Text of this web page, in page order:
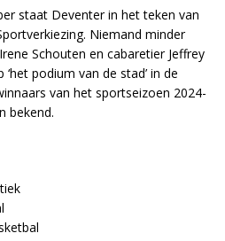
staat Deventer in het teken van
Niemand minder
Schouten en cabaretier Jeffrey
podium van de stad’ in de
van het sportseizoen 2024-
bekend.